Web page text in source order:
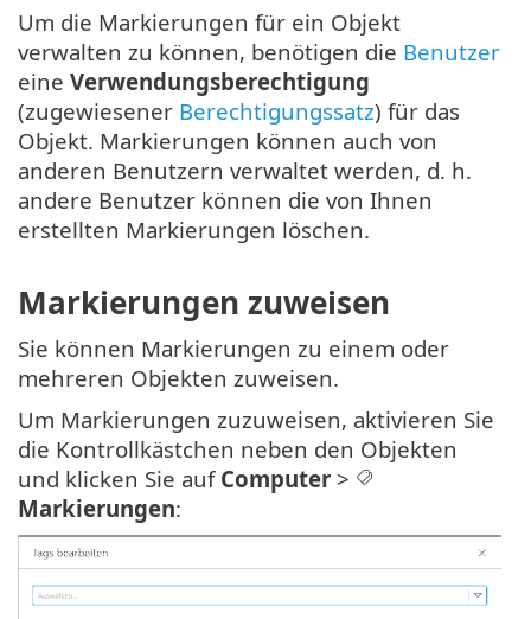
Um die Markierungen für ein Objekt
verwalten zu können, benötigen die Benutzer
eine Verwendungsberechtigung
(zugewiesener Berechtigungssatz) für das
Objekt. Markierungen können auch von
anderen Benutzern verwaltet werden, d. h.
andere Benutzer können die von Ihnen
erstellten Markierungen löschen.
Markierungen zuweisen
Sie können Markierungen zu einem oder
mehreren Objekten zuweisen.
Um Markierungen zuzuweisen, aktivieren Sie
die Kontrollkästchen neben den Objekten
und klicken Sie auf Computer >
Markierungen: